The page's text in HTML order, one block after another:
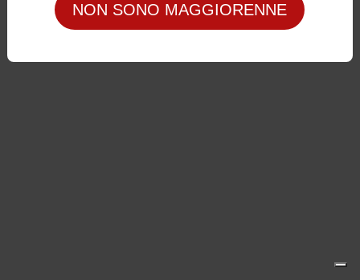
NON SONO MAGGIORENNE